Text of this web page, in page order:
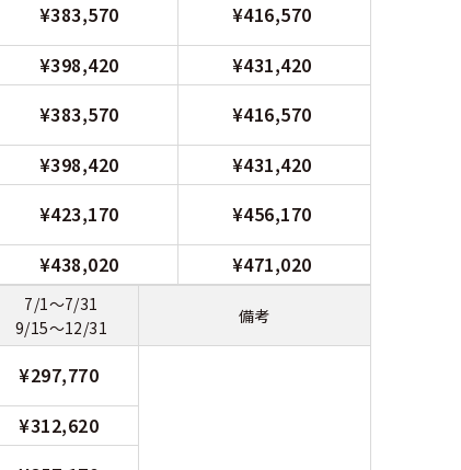
¥383,570 ¥416,570
¥398,420 ¥431,420
¥383,570 ¥416,570
¥398,420 ¥431,420
¥423,170 ¥456,170
¥438,020 ¥471,020
7/1～7/31
9/15～12/31
備考
¥297,770
¥312,620